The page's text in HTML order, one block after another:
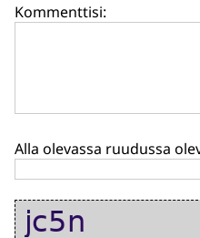
Kommenttisi:
Alla olevassa ruudussa